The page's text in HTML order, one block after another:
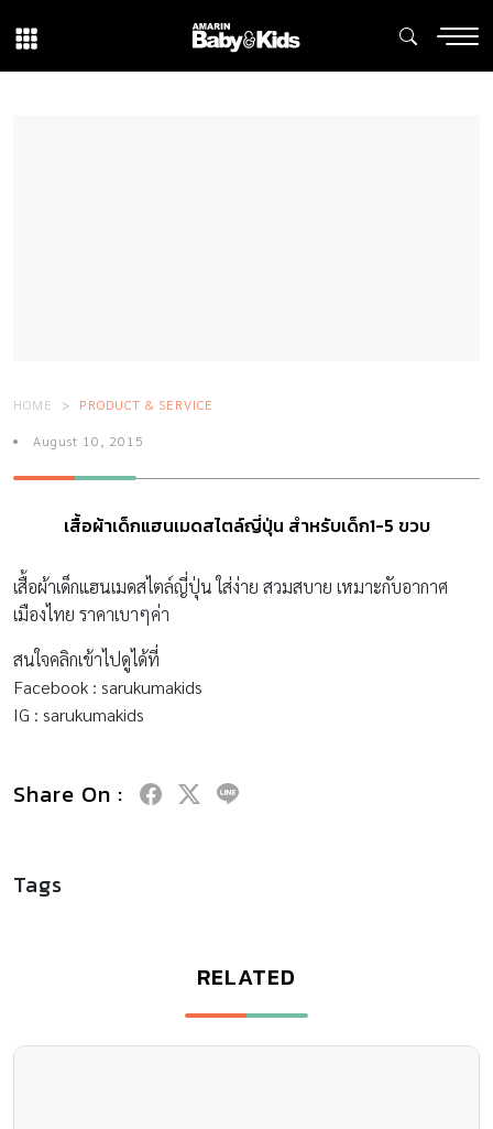
HOME PRODUCT & SERVICE
August 10, 2015
เสื้อผ้าเด็กแฮนเมดสไตล์ญี่ปุ่น สำหรับเด็ก1-5 ขวบ
เสื้อผ้าเด็กแฮนเมดสไตล์ญี่ปุ่น ใส่ง่าย สวมสบาย เหมาะกับอากาศ
เมืองไทย ราคาเบาๆค่า
สนใจคลิกเข้าไปดูได้ที่
Facebook : sarukumakids
IG : sarukumakids
Share On :
Tags
RELATED